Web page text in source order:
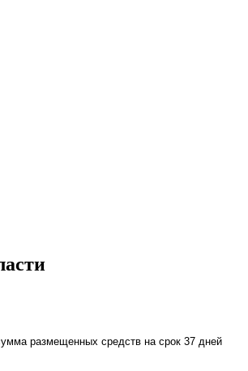
размещенных средств на срок 37 дней